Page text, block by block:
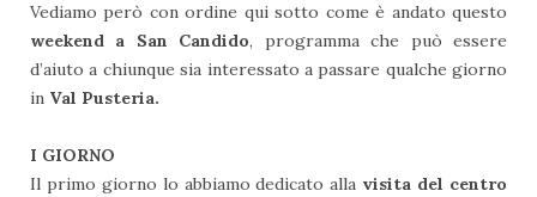
Vediamo però con ordine qui sotto come è andato questo
weekend a San Candido, programma che può essere
d’aiuto a chiunque sia interessato a passare qualche giorno
in Val Pusteria.
I GIORNO
Il primo giorno lo abbiamo dedicato alla visita del centro